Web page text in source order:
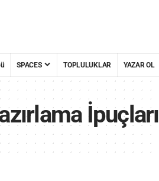
SPACES TOPLULUKLAR YAZAR OL
İpuçları